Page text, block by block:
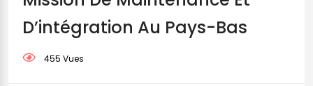
D’intégration Au Pays-Bas
455 Vues